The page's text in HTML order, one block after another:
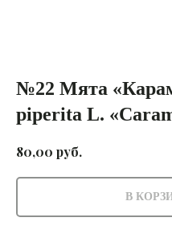
№22 Мята
piperita L.
80,00 руб.
В